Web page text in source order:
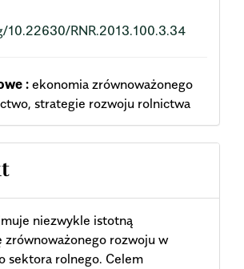
10.22630/RNR.2013.100.3.34
: ekonomia zrównoważonego
strategie rozwoju rolnictwa
niezwykle istotną
zrównoważonego rozwoju w
sektora rolnego. Celem